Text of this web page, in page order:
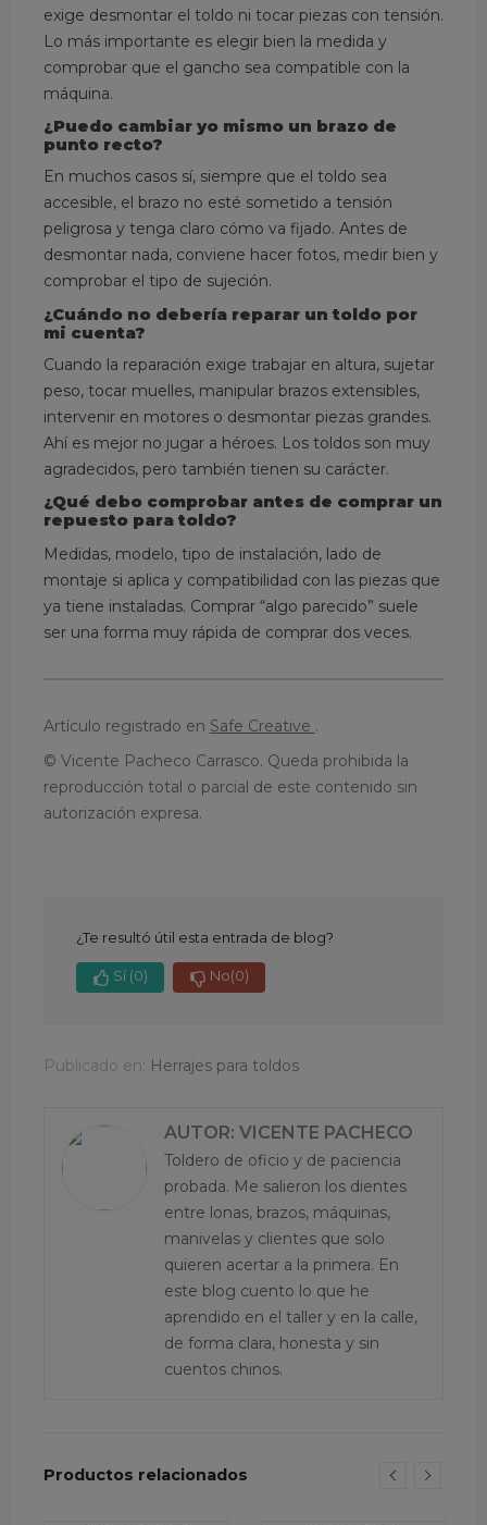
exige desmontar el toldo ni tocar piezas con tensión.
Lo más importante es elegir bien la medida y
comprobar que el gancho sea compatible con la
máquina.
¿Puedo cambiar yo mismo un brazo de
punto recto?
En muchos casos sí, siempre que el toldo sea
accesible, el brazo no esté sometido a tensión
peligrosa y tenga claro cómo va fijado. Antes de
desmontar nada, conviene hacer fotos, medir bien y
comprobar el tipo de sujeción.
¿Cuándo no debería reparar un toldo por
mi cuenta?
Cuando la reparación exige trabajar en altura, sujetar
peso, tocar muelles, manipular brazos extensibles,
intervenir en motores o desmontar piezas grandes.
Ahí es mejor no jugar a héroes. Los toldos son muy
agradecidos, pero también tienen su carácter.
¿Qué debo comprobar antes de comprar un
repuesto para toldo?
Medidas, modelo, tipo de instalación, lado de
montaje si aplica y compatibilidad con las piezas que
ya tiene instaladas. Comprar “algo parecido” suele
ser una forma muy rápida de comprar dos veces.
Artículo registrado en Safe Creative .
© Vicente Pacheco Carrasco. Queda prohibida la
reproducción total o parcial de este contenido sin
autorización expresa.
¿Te resultó útil esta entrada de blog?
Sí (0) No(0)
Publicado en: Herrajes para toldos
AUTOR: VICENTE PACHECO
Toldero de oficio y de paciencia
probada. Me salieron los dientes
entre lonas, brazos, máquinas,
manivelas y clientes que solo
quieren acertar a la primera. En
este blog cuento lo que he
aprendido en el taller y en la calle,
de forma clara, honesta y sin
cuentos chinos.
Productos relacionados